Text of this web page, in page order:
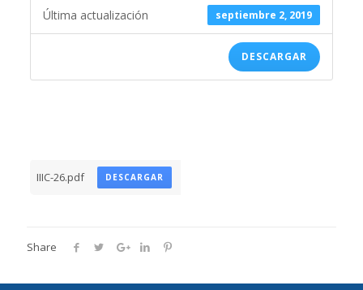
septiembre 2, 2019
Última actualización
DESCARGAR
IIIC-26.pdf DESCARGAR
Share